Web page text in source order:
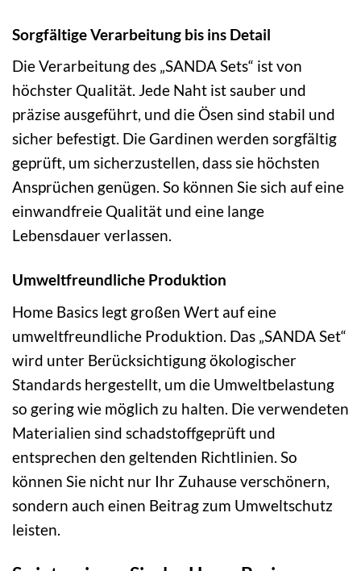
Sorgfältige Verarbeitung bis ins Detail
Die Verarbeitung des „SANDA Sets“ ist von
höchster Qualität. Jede Naht ist sauber und
präzise ausgeführt, und die Ösen sind stabil und
sicher befestigt. Die Gardinen werden sorgfältig
geprüft, um sicherzustellen, dass sie höchsten
Ansprüchen genügen. So können Sie sich auf eine
einwandfreie Qualität und eine lange
Lebensdauer verlassen.
Umweltfreundliche Produktion
Home Basics legt großen Wert auf eine
umweltfreundliche Produktion. Das „SANDA Set“
wird unter Berücksichtigung ökologischer
Standards hergestellt, um die Umweltbelastung
so gering wie möglich zu halten. Die verwendeten
Materialien sind schadstoffgeprüft und
entsprechen den geltenden Richtlinien. So
können Sie nicht nur Ihr Zuhause verschönern,
sondern auch einen Beitrag zum Umweltschutz
leisten.